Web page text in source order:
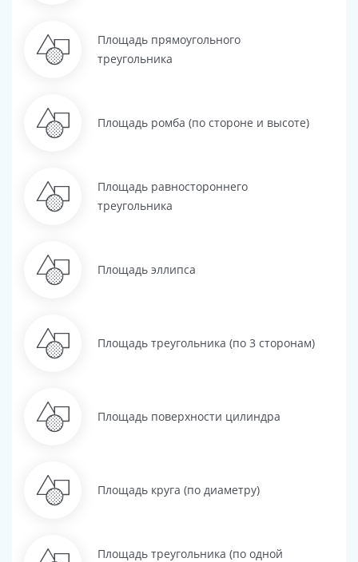
Площадь прямоугольного
треугольника
Площадь ромба (по стороне и высоте)
Площадь равностороннего
треугольника
Площадь эллипса
Площадь треугольника (по 3 сторонам)
Площадь поверхности цилиндра
Площадь круга (по диаметру)
Площадь треугольника (по одной